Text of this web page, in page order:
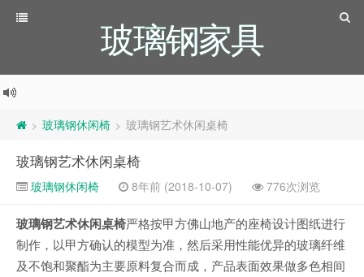
玻璃钢家具
> 玻璃钢休闲椅 > 玻璃钢艺术休闲桌椅
玻璃钢艺术休闲桌椅
玻璃钢休闲椅 8年前 (2018-10-07) 776次浏览
玻璃钢艺术休闲桌椅严格按甲方佛山地产的座椅设计图纸进行
制作，以甲方确认的模型为准，然后采用性能优异的玻璃纤维
及不饱和聚酯为主要原料复合而成，产品表面效果做多色相间